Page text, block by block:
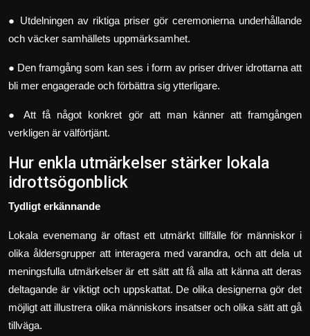
● Utdelningen av riktiga priser gör ceremonierna underhållande
och väcker samhällets uppmärksamhet.
● Den framgång som kan ses i form av priser driver idrottarna att
bli mer engagerade och förbättra sig ytterligare.
● Att få något konkret gör att man känner att framgången
verkligen är välförtjänt.
Hur enkla utmärkelser stärker lokala
idrottsögonblick
Tydligt erkännande
Lokala evenemang är oftast ett utmärkt tillfälle för människor i
olika åldersgrupper att interagera med varandra, och att dela ut
meningsfulla utmärkelser är ett sätt att få alla att känna att deras
deltagande är viktigt och uppskattat. De olika designerna gör det
möjligt att illustrera olika människors insatser och olika sätt att gå
tillväga.